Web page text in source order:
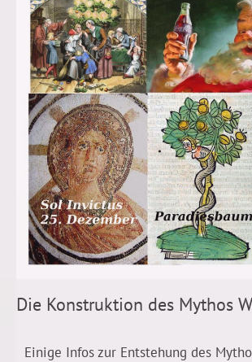
Die Konstruktion des Mythos
Einige Infos zur Entstehung des